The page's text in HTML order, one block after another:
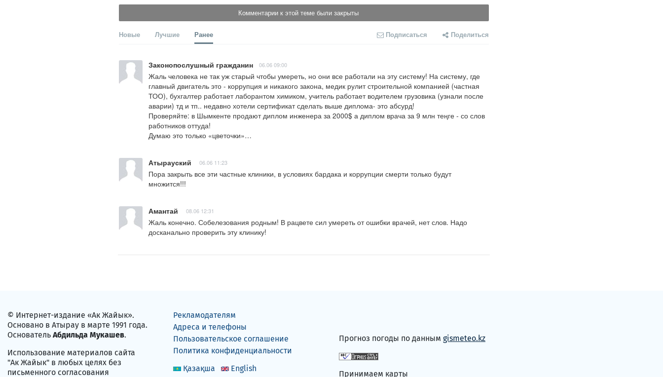
Комментарии к этой теме были закрыты
Новые Лучшие Ранее Подписаться Поделиться
Законопослушный гражданин 06.06 09:00
Жаль человека не так уж старый чтобы умереть, но они все работали на эту систему! На систему, где
главный двигатель это - коррупция и никакого закона, медик рулит строительной компанией (частная
ТОО), бухгалтер работает лаборантом химиком, учитель работает водителем грузовика (узнали после
аварии) тд и тп.. недавно хотели сертификат сделать выше диплома- это абсурд!
Проверяйте: в Шымкенте продают диплом инженера за 2000$ а диплом врача за 9 млн теңге - со слов
работников оттуда!
Думаю это только «цветочки»…
Атырауский 06.06 11:23
Пора закрыть все эти частные клиники, в условиях бардака и коррупции смерти только будут
множится!!!
Амантай 08.06 12:31
Жаль конечно. Собелезования родным! В рацвете сил умереть от ошибки врачей, нет слов. Надо
досканально проверить эту клинику!
© Интернет-издание «Ак Жайык».
Основано в Атырау в марте 1991 года.
Основатель Абдильда Мукашев.
Использование материалов сайта
"Ак Жайык" в любых целях без
письменного согласования
Рекламодателям
Адреса и телефоны
Пользовательское соглашение
Политика конфиденциальности
Қазақша
English
Прогноз погоды по данным gismeteo.kz
Принимаем карты